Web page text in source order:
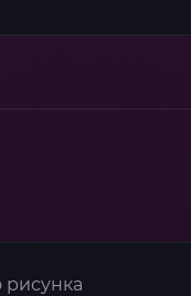
рисунка